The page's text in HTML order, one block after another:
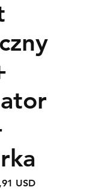
USDCena